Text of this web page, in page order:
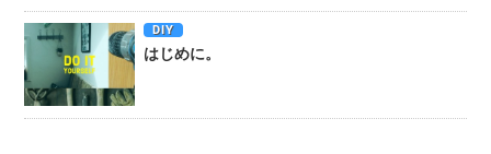
DIY
はじめに。